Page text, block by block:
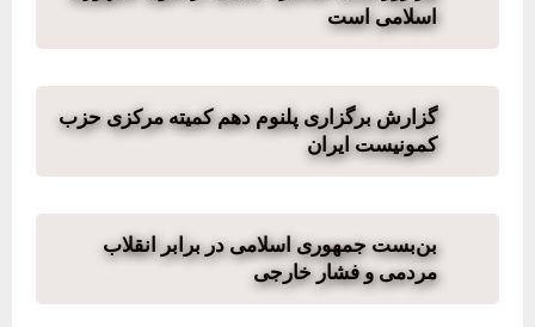
اسلامی است
گزارش برگزاری پلنوم دهم کمیته مرکزی حزب
کمونیست ایران
بن‌بست جمهوری اسلامی در برابر انقلاب
مردمی و فشار خارجی